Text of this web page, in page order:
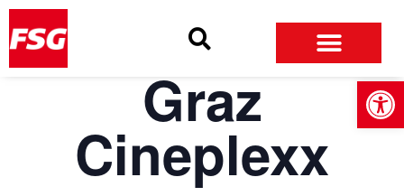
Skip
to
Content
Skip
to
navigation
Site
map
Graz
Cineplexx